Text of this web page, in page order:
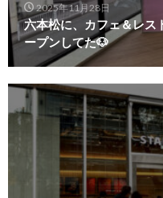
2025年11月28日
六本松に、カフェ＆レス
ープンしてた🐶